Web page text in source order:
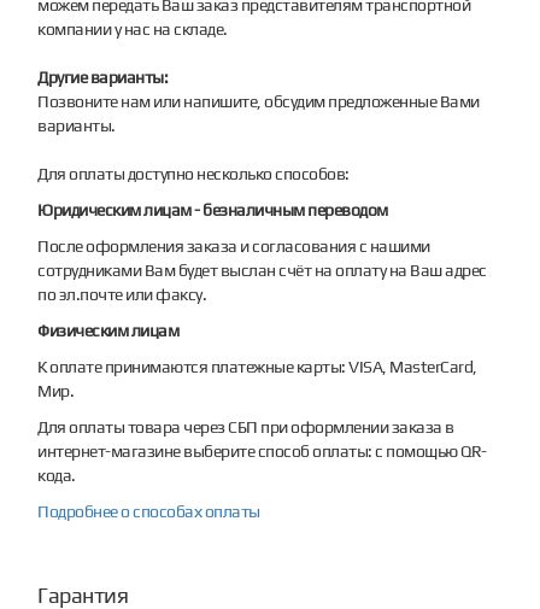
можем передать Ваш заказ представителям транспортной
компании у нас на складе.
Другие варианты:
Позвоните нам или напишите, обсудим предложенные Вами
варианты.
Для оплаты доступно несколько способов:
Юридическим лицам - безналичным переводом
После оформления заказа и согласования с нашими
сотрудниками Вам будет выслан счёт на оплату на Ваш адрес
по эл.почте или факсу.
Физическим лицам
К оплате принимаются платежные карты: VISA, MasterCard,
Мир.
Для оплаты товара через СБП при оформлении заказа в
интернет-магазине выберите способ оплаты: с помощью QR-
кода.
Подробнее о способах оплаты
Гарантия